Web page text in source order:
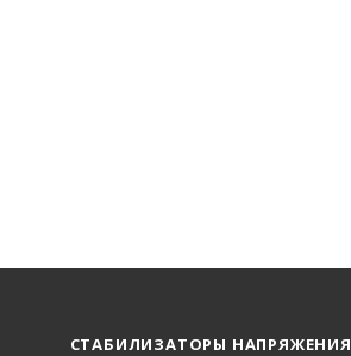
СТАБИЛИЗАТОРЫ НАПРЯЖЕНИЯ